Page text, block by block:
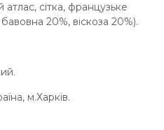
сітка, французьке
20%, віскоза 20%).
м.Харків.